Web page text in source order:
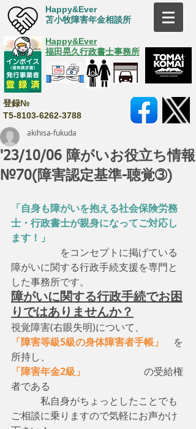
Happy&Ever
苫小牧障害年金相談所
Happy&Ever
福田晃久行政書士事務所
登録№
T5-8103-6262-3788
'23/10/06 障がいお役立ち情報
№70(障害認定基準-聴覚➂)
akihisa-fukuda
「自身も障がいを抱える社会保険労務
士・行政書士が親身になってご対応し
ます！」
をコンセプトに掲げている
障がいに関する行政手続支援を専門と
した事務所です。
障がいに関する行政手続でお困
りではありませんか？
視覚障害(右眼失明)について、
「障害等級5級の身体障害者手帳」
を
所持し、
「障害年金2級」
の受給権
者である
私自身がちょっとしたことでも
ご相談に乗りますので気軽にお声かけ